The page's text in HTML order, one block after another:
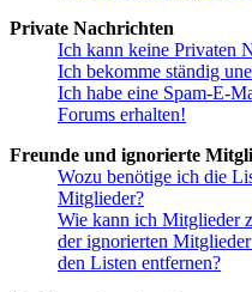
Private Nachrichten
Ich kann keine Privaten
Ich bekomme ständig
Ich habe eine Spam-E-
Forums erhalten!
Freunde und ignorierte
Wozu benötige ich die
Mitglieder?
Wie kann ich Mitglieder
der ignorierten
den Listen entfernen?